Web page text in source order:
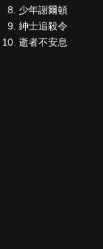
少年謝爾頓
紳士追殺令
逝者不安息